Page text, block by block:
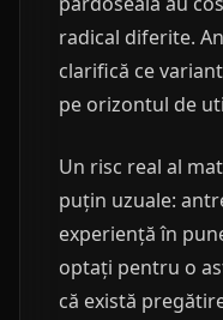
radical diferite.
clarifică ce
pe orizontul de
Un risc real al
puțin uzuale:
experiență în
optați pentru o
că există